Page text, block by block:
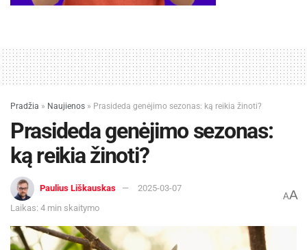
Pradžia » Naujienos » Prasideda genėjimo sezonas: ką reikia žinoti?
Prasideda genėjimo sezonas:
ką reikia žinoti?
Paulius Liškauskas
2025-03-07
Laikas: 4 min skaitymo
AA